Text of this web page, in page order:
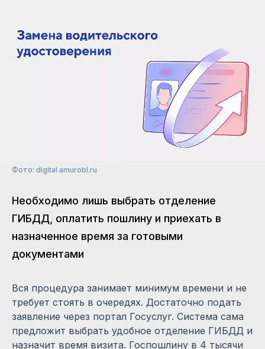
Фото: digital.amurobl.ru
Необходимо лишь выбрать отделение
ГИБДД, оплатить пошлину и приехать в
назначенное время за готовыми
документами
Вся процедура занимает минимум времени и не
требует стоять в очередях. Достаточно подать
заявление через портал Госуслуг. Система сама
предложит выбрать удобное отделение ГИБДД и
назначит время визита. Госпошлину в 4 тысячи